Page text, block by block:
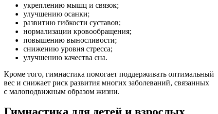
укреплению мышц и связок;
улучшению осанки;
развитию гибкости суставов;
нормализации кровообращения;
повышению выносливости;
снижению уровня стресса;
улучшению качества сна.
Кроме того, гимнастика помогает поддерживать оптимальный
вес и снижает риск развития многих заболеваний, связанных
с малоподвижным образом жизни.